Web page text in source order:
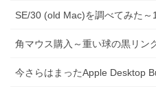
SE/30 (old Mac)を調べてみた～
角マウス購入～重い球の黒リン
今さらはまったApple Desktop